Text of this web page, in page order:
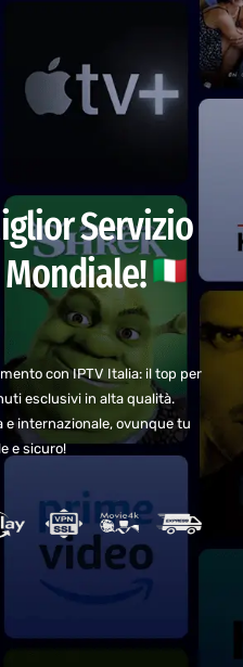
Servizio
Mondiale!
con IPTV Italia: il top per
esclusivi in alta qualità.
e internazionale, ovunque tu
e sicuro!